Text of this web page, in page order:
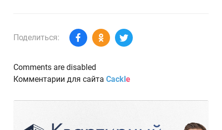
Поделиться:
Comments are disabled
Комментарии для сайта Cackle